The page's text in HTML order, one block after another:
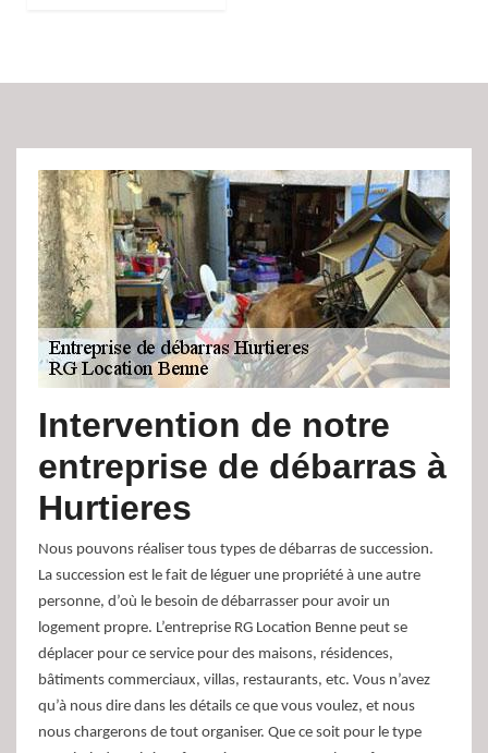
Intervention de notre
entreprise de débarras à
Hurtieres
Nous pouvons réaliser tous types de débarras de succession.
La succession est le fait de léguer une propriété à une autre
personne, d’où le besoin de débarrasser pour avoir un
logement propre. L’entreprise RG Location Benne peut se
déplacer pour ce service pour des maisons, résidences,
bâtiments commerciaux, villas, restaurants, etc. Vous n’avez
qu’à nous dire dans les détails ce que vous voulez, et nous
nous chargerons de tout organiser. Que ce soit pour le type